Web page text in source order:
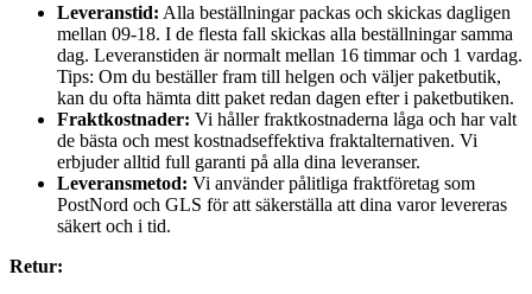
Leveranstid: Alla beställningar packas och skickas dagligen
mellan 09-18. I de flesta fall skickas alla beställningar samma
dag. Leveranstiden är normalt mellan 16 timmar och 1 vardag.
Tips: Om du beställer fram till helgen och väljer paketbutik,
kan du ofta hämta ditt paket redan dagen efter i paketbutiken.
Fraktkostnader: Vi håller fraktkostnaderna låga och har valt
de bästa och mest kostnadseffektiva fraktalternativen. Vi
erbjuder alltid full garanti på alla dina leveranser.
Leveransmetod: Vi använder pålitliga fraktföretag som
PostNord och GLS för att säkerställa att dina varor levereras
säkert och i tid.
Retur: